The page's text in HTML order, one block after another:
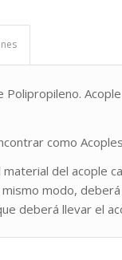
Polipropileno.
como
del acople
modo,
deberá llevar el